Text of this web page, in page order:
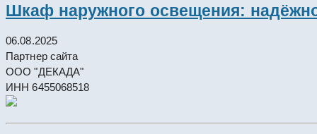
Шкаф наружного освещения:
06.08.2025
Партнер сайта
ООО "ДЕКАДА"
ИНН 6455068518